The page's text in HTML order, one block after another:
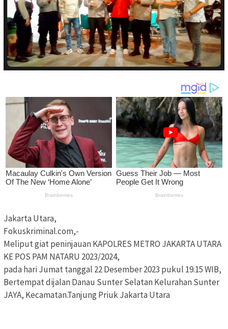
Jakarta Utara,
Fokuskriminal.com,-
Meliput giat peninjauan KAPOLRES METRO JAKARTA UTARA
KE POS PAM NATARU 2023/2024,
pada hari Jumat tanggal 22 Desember 2023 pukul 19.15 WIB,
Bertempat dijalan Danau Sunter Selatan Kelurahan Sunter
JAYA, Kecamatan.Tanjung Priuk Jakarta Utara